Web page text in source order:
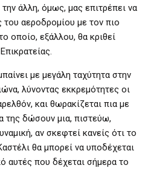
άλλη, όμως, μας επιτρέπει να
του αεροδρομίου με τον πιο
οποίο, εξάλλου, θα κριθεί
με μεγάλη ταχύτητα στην
λύνοντας εκκρεμότητες οι
και θωρακίζεται πια με
της δώσουν μια, πιστεύω,
αν σκεφτεί κανείς ότι το
θα μπορεί να υποδέχεται
αυτές που δέχεται σήμερα το